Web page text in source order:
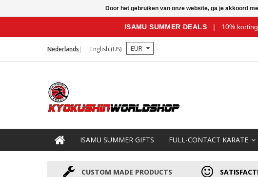
ISAMU SUMMER DEALS | 10%
Nederlands English (US) EUR
ISAMU SUMMER GIFTS FULL-CONTACT KARATE
CUSTOM MADE PRODUCTS
Door het gebruiken van onze website, ga je akkoord